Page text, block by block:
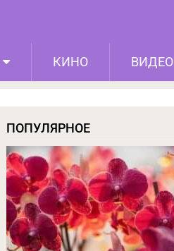
КИНО ВИДЕО
ПОПУЛЯРНОЕ